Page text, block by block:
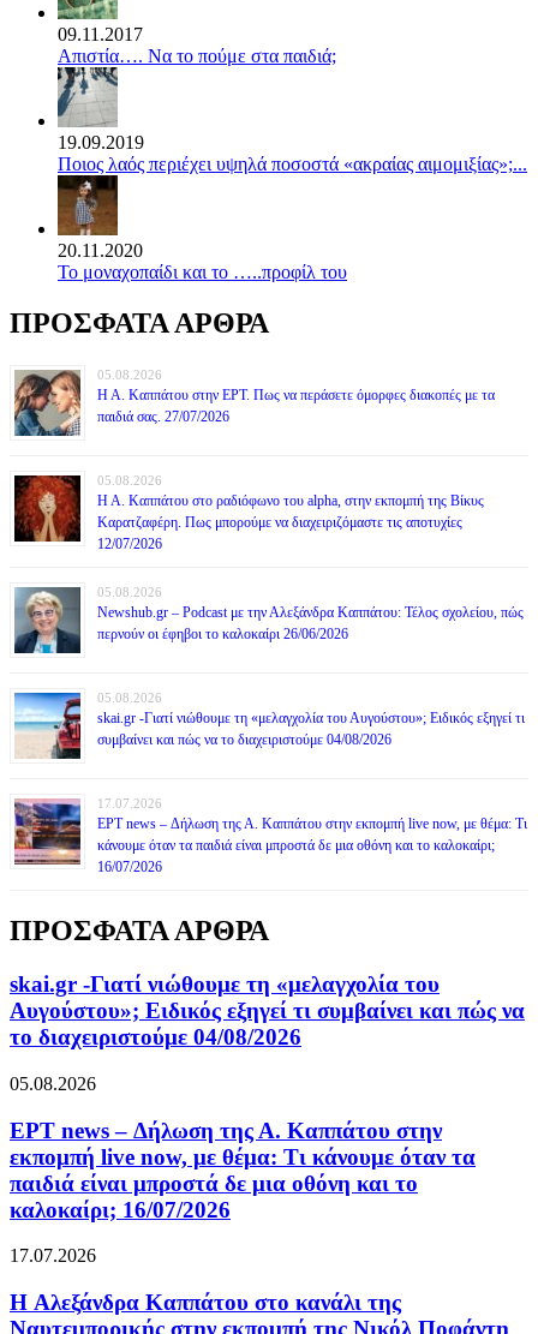
09.11.2017
Απιστία…. Να το πούμε στα παιδιά;
19.09.2019
Ποιος λαός περιέχει υψηλά ποσοστά «ακραίας αιμομιξίας»;...
20.11.2020
Το μοναχοπαίδι και το …..προφίλ του
ΠΡΟΣΦΑΤΑ ΑΡΘΡΑ
05.08.2026
Η Α. Καππάτου στην ΕΡΤ. Πως να περάσετε όμορφες διακοπές με τα
παιδιά σας. 27/07/2026
05.08.2026
Η Α. Καππάτου στο ραδιόφωνο του alpha, στην εκπομπή της Βίκυς
Καρατζαφέρη. Πως μπορούμε να διαχειριζόμαστε τις αποτυχίες
12/07/2026
05.08.2026
Newshub.gr – Podcast με την Αλεξάνδρα Καππάτου: Τέλος σχολείου, πώς
περνούν οι έφηβοι το καλοκαίρι 26/06/2026
05.08.2026
skai.gr -Γιατί νιώθουμε τη «μελαγχολία του Αυγούστου»; Ειδικός εξηγεί τι
συμβαίνει και πώς να το διαχειριστούμε 04/08/2026
17.07.2026
ΕΡΤ news – Δήλωση της Α. Καππάτου στην εκπομπή live now, με θέμα: Τι
κάνουμε όταν τα παιδιά είναι μπροστά δε μια οθόνη και το καλοκαίρι;
16/07/2026
ΠΡΟΣΦΑΤΑ ΑΡΘΡΑ
skai.gr -Γιατί νιώθουμε τη «μελαγχολία του
Αυγούστου»; Ειδικός εξηγεί τι συμβαίνει και πώς να
το διαχειριστούμε 04/08/2026
05.08.2026
ΕΡΤ news – Δήλωση της Α. Καππάτου στην
εκπομπή live now, με θέμα: Τι κάνουμε όταν τα
παιδιά είναι μπροστά δε μια οθόνη και το
καλοκαίρι; 16/07/2026
17.07.2026
H Αλεξάνδρα Καππάτου στο κανάλι της
Ναυτεμπορικής στην εκπομπή της Νικόλ Ποφάντη